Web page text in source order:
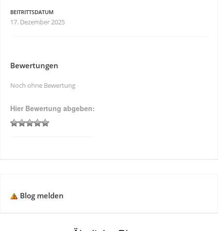
BEITRITTSDATUM
17. Dezember 2025
Bewertungen
Noch ohne Bewertung
Hier Bewertung abgeben:
Blog melden